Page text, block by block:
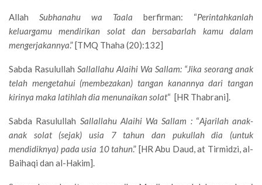
Allah Subhanahu wa Taala berfirman: “Perintahkanlah
keluargamu mendirikan solat dan bersabarlah kamu dalam
mengerjakannya.” [TMQ Thaha (20):132]
Sabda Rasulullah Sallallahu Alaihi Wa Sallam: “Jika seorang anak
telah mengetahui (membezakan) tangan kanannya dari tangan
kirinya maka latihlah dia menunaikan solat“ [HR Thabrani].
Sabda Rasulullah Sallallahu Alaihi Wa Sallam :“Ajarilah anak-
anak solat (sejak) usia 7 tahun dan pukullah dia (untuk
mendidiknya) pada usia 10 tahun.” [HR Abu Daud, at Tirmidzi, al-
Baihaqi dan al-Hakim].